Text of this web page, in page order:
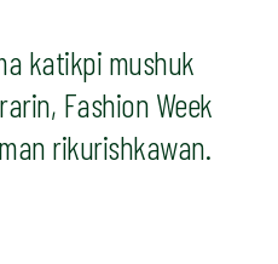
katikpi mushuk
Fashion Week
rikurishkawan.